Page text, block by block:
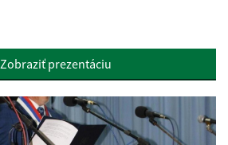
Zobraziť prezentáciu